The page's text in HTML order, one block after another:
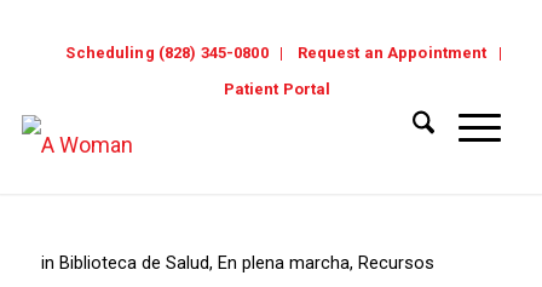
Scheduling (828) 345-0800
Request an Appointment
Patient Portal
in Biblioteca de Salud, En plena marcha, Recursos